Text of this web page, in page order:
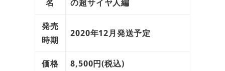
名
の超サイヤ人編
発売
時期
2020年12月発送予定
価格 8,500円(税込)